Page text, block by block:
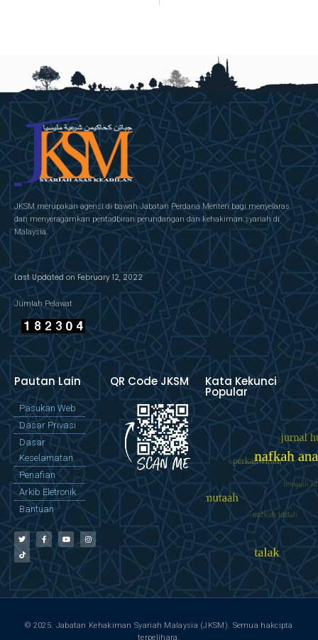
JKSM merupakan agensi di bawah Jabatan Perdana Menteri bagi menyelaras
dan menyeragamkan pentadbiran perundangan dan kehakiman syariah di
Malaysia.
Last Updated on February 12, 2022
Jumlah Pelawat
Pautan Lain
Pasukan Web
Dasar Privasi
Dasar
Keselamatan
Penafian
Arkib Eletronik
Bantuan
QR Code JKSM Kata Kekunci
Popular
© 2025. Jabatan Kehakiman Syariah Malaysia (JKSM). Semua hakcipta
terpelihara.